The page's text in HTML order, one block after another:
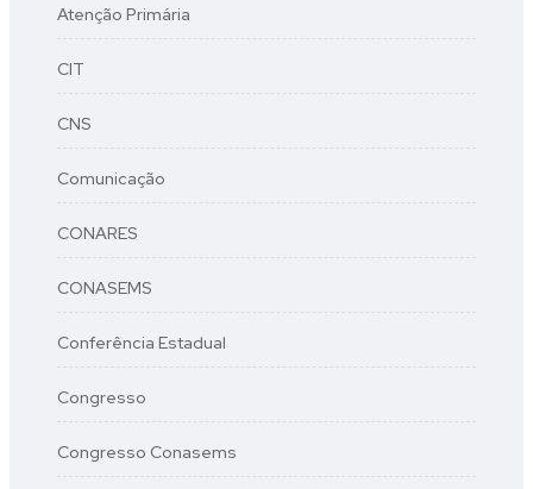
Atenção Primária
CIT
CNS
Comunicação
CONARES
CONASEMS
Conferência Estadual
Congresso
Congresso Conasems